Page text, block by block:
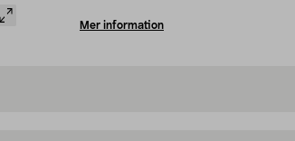
Mer information